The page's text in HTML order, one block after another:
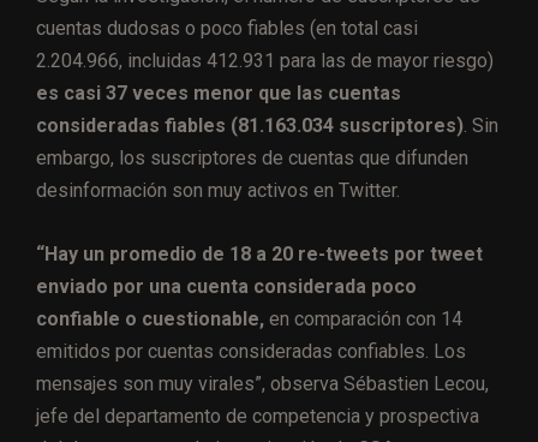
cuentas dudosas o poco fiables (en total casi
2.204.966, incluidas 412.931 para las de mayor riesgo)
es casi 37 veces menor que las cuentas
consideradas fiables (81.163.034 suscriptores) . Sin
embargo, los suscriptores de cuentas que difunden
desinformación son muy activos en Twitter.
“Hay un promedio de 18 a 20 re-tweets por tweet
enviado por una cuenta considerada poco
confiable o cuestionable, en comparación con 14
emitidos por cuentas consideradas confiables. Los
mensajes son muy virales”, observa Sébastien Lecou, ​​
jefe del departamento de competencia y prospectiva